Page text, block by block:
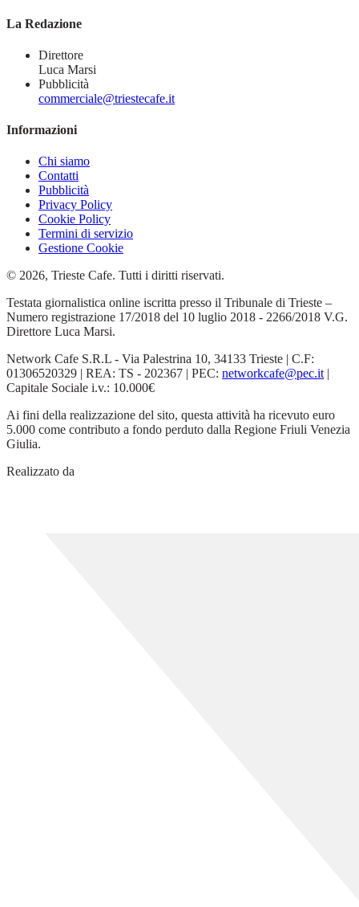
La Redazione
Direttore
Luca Marsi
Pubblicità
commerciale@triestecafe.it
Informazioni
Chi siamo
Contatti
Pubblicità
Privacy Policy
Cookie Policy
Termini di servizio
Gestione Cookie
© 2026, Trieste Cafe. Tutti i diritti riservati.
Testata giornalistica online iscritta presso il Tribunale di Trieste –
Numero registrazione 17/2018 del 10 luglio 2018 - 2266/2018 V.G.
Direttore Luca Marsi.
Network Cafe S.R.L - Via Palestrina 10, 34133 Trieste | C.F:
01306520329 | REA: TS - 202367 | PEC: networkcafe@pec.it|
Capitale Sociale i.v.: 10.000€
Ai fini della realizzazione del sito, questa attività ha ricevuto euro
5.000 come contributo a fondo perduto dalla Regione Friuli Venezia
Giulia.
Realizzato da